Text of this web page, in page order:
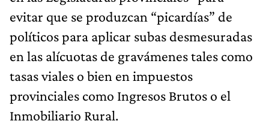
evitar que se produzcan “picardías” de
políticos para aplicar subas desmesuradas
en las alícuotas de gravámenes tales como
tasas viales o bien en impuestos
provinciales como Ingresos Brutos o el
Inmobiliario Rural.